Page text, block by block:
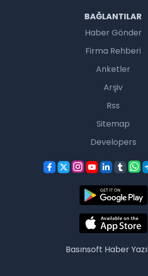
BAĞLANTILAR
Haber Gönder
Firma Rehberi
Anketler
Arşiv
Rss
Sitemap
Developers
Basınsoft Haber